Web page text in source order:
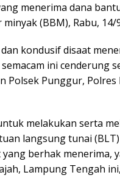
menerima dana
(BBM), Rabu, 14/
kondusif disaat
ini cenderung
Polsek Punggur,
melakukan serta
langsung tunai
berhak menerima,
Lampung Tengah